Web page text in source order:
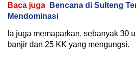
Baca juga
Bencana di Sulteng
Mendominasi
Ia juga memaparkan, sebanyak 30
banjir dan 25 KK yang mengungsi.